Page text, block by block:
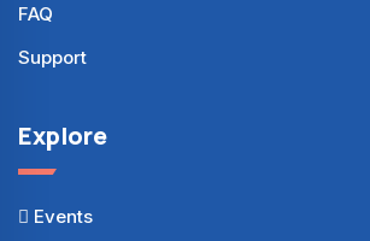
FAQ
Support
Explore
Events